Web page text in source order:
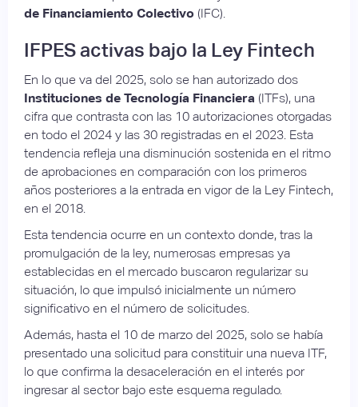
de Financiamiento Colectivo (IFC).
IFPES activas bajo la Ley Fintech
En lo que va del 2025, solo se han autorizado dos
Instituciones de Tecnología Financiera (ITFs), una
cifra que contrasta con las 10 autorizaciones otorgadas
en todo el 2024 y las 30 registradas en el 2023. Esta
tendencia refleja una disminución sostenida en el ritmo
de aprobaciones en comparación con los primeros
años posteriores a la entrada en vigor de la Ley Fintech,
en el 2018.
Esta tendencia ocurre en un contexto donde, tras la
promulgación de la ley, numerosas empresas ya
establecidas en el mercado buscaron regularizar su
situación, lo que impulsó inicialmente un número
significativo en el número de solicitudes.
Además, hasta el 10 de marzo del 2025, solo se había
presentado una solicitud para constituir una nueva ITF,
lo que confirma la desaceleración en el interés por
ingresar al sector bajo este esquema regulado.